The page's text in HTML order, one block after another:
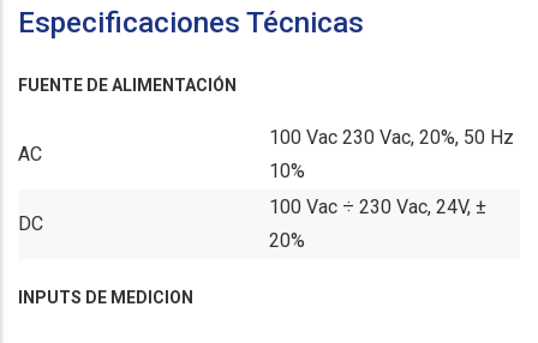
Especificaciones Técnicas
FUENTE DE ALIMENTACIÓN
AC
100 Vac 230 Vac, 20%, 50 Hz
10%
DC
100 Vac ÷ 230 Vac, 24V, ±
20%
INPUTS DE MEDICION